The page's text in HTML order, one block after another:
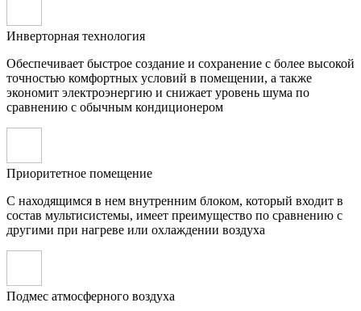
Инверторная технология
Обеспечивает быстрое создание и сохранение с более высокой
точностью комфортных условий в помещении, а также
экономит электроэнергию и снижает уровень шума по
сравнению с обычным кондиционером
Приоритетное помещение
С находящимся в нем внутренним блоком, который входит в
состав мультисистемы, имеет преимущество по сравнению с
другими при нагреве или охлаждении воздуха
Подмес атмосферного воздуха